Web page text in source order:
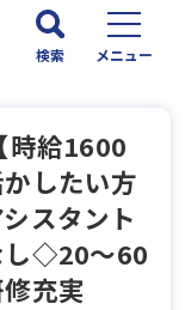
検索 メニュー
時給1600
したい方
スタント
し◇20～60
充実